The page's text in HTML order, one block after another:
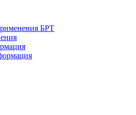
БРТ